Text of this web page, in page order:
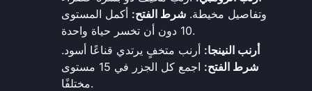
وتفاصيل مخيطة. شرط الفتح: أكمل المستوى
10 دون أن تخسر حياة واحدة.
أرنب النينجا: أرنب متخفٍ يرتدي قناعًا أسود.
شرط الفتح:
اجمع كل الجزر في 15 مستوى
مختلفًا.